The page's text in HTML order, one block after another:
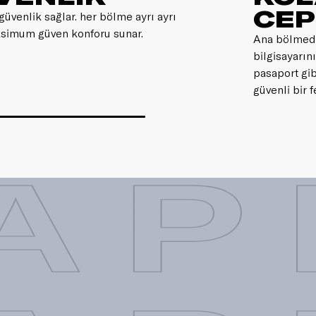
sağlar. her bölme ayrı ayrı
güven konforu sunar.
CEP
Ana
pasaport
güvenli bir